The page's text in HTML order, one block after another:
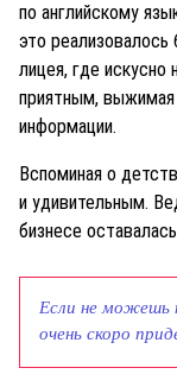
по английскому
это реализовалось
лицея, где искусно
приятным, выжимая
информации.
Вспоминая о
и удивительным.
бизнесе
Если не можешь
очень скоро